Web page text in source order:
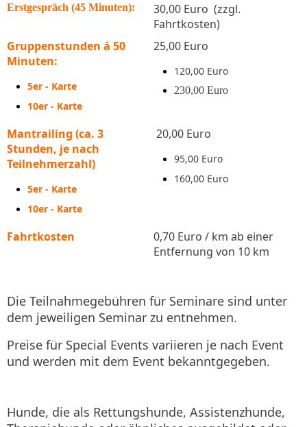
Erstgespräch (45 Minuten):
30,00 Euro (zzgl.
Fahrtkosten)
Gruppenstunden á 50
Minuten:
5er - Karte
10er - Karte
25,00 Euro
120,00 Euro
230,00 Euro
Mantrailing (ca. 3
Stunden, je nach
Teilnehmerzahl)
5er - Karte
10er - Karte
20,00 Euro
95,00 Euro
160,00 Euro
Fahrtkosten
0,70 Euro / km ab einer
Entfernung von 10 km
Die Teilnahmegebühren für Seminare sind unter
dem jeweiligen Seminar zu entnehmen.
Preise für Special Events variieren je nach Event
und werden mit dem Event bekanntgegeben.
Hunde, die als Rettungshunde, Assistenzhunde,